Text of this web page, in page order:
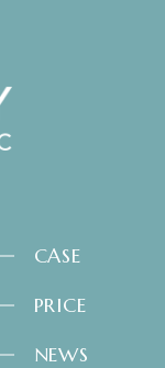
CASE
PRICE
NEWS